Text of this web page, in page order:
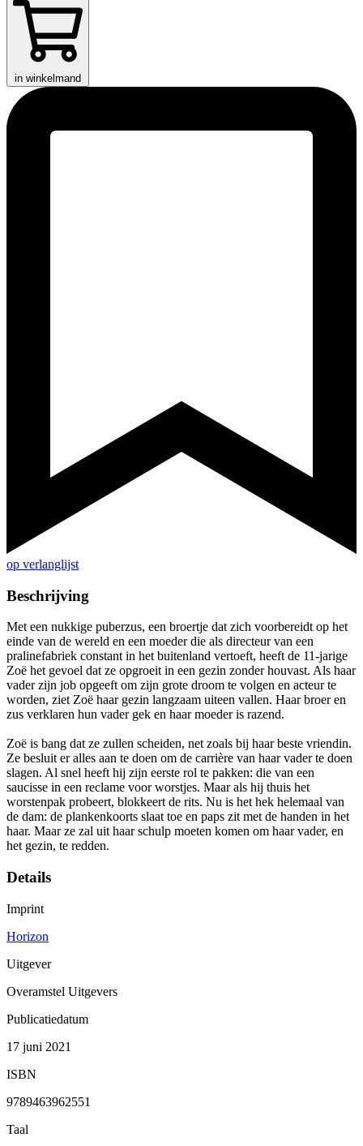
in winkelmand
op verlanglijst
Beschrijving
Met een nukkige puberzus, een broertje dat zich voorbereidt op het
einde van de wereld en een moeder die als directeur van een
pralinefabriek constant in het buitenland vertoeft, heeft de 11-jarige
Zoë het gevoel dat ze opgroeit in een gezin zonder houvast. Als haar
vader zijn job opgeeft om zijn grote droom te volgen en acteur te
worden, ziet Zoë haar gezin langzaam uiteen vallen. Haar broer en
zus verklaren hun vader gek en haar moeder is razend.
Zoë is bang dat ze zullen scheiden, net zoals bij haar beste vriendin.
Ze besluit er alles aan te doen om de carrière van haar vader te doen
slagen. Al snel heeft hij zijn eerste rol te pakken: die van een
saucisse in een reclame voor worstjes. Maar als hij thuis het
worstenpak probeert, blokkeert de rits. Nu is het hek helemaal van
de dam: de plankenkoorts slaat toe en paps zit met de handen in het
haar. Maar ze zal uit haar schulp moeten komen om haar vader, en
het gezin, te redden.
Details
Imprint
Horizon
Uitgever
Overamstel Uitgevers
Publicatiedatum
17 juni 2021
ISBN
9789463962551
Taal